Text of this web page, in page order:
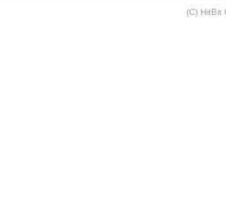
(C) HitBit